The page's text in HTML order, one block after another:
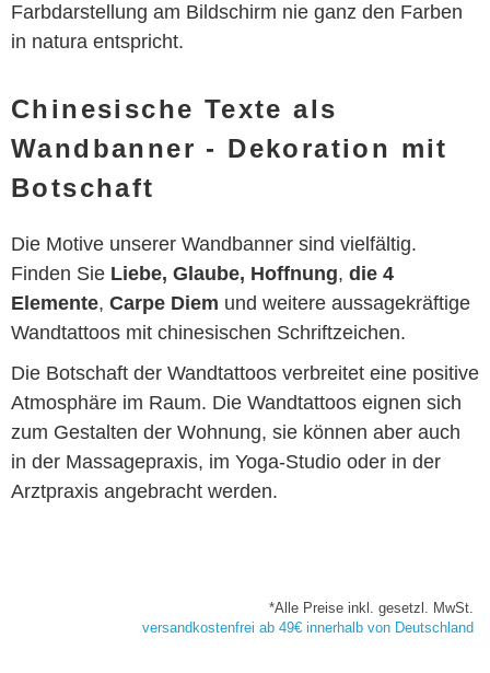
Farbdarstellung am Bildschirm nie ganz den Farben
in natura entspricht.
Chinesische Texte als
Wandbanner - Dekoration mit
Botschaft
Die Motive unserer Wandbanner sind vielfältig.
Finden Sie Liebe, Glaube, Hoffnung, die 4
Elemente, Carpe Diem und weitere aussagekräftige
Wandtattoos mit chinesischen Schriftzeichen.
Die Botschaft der Wandtattoos verbreitet eine positive
Atmosphäre im Raum. Die Wandtattoos eignen sich
zum Gestalten der Wohnung, sie können aber auch
in der Massagepraxis, im Yoga-Studio oder in der
Arztpraxis angebracht werden.
*Alle Preise inkl. gesetzl. MwSt.
versandkostenfrei ab 49€ innerhalb von Deutschland